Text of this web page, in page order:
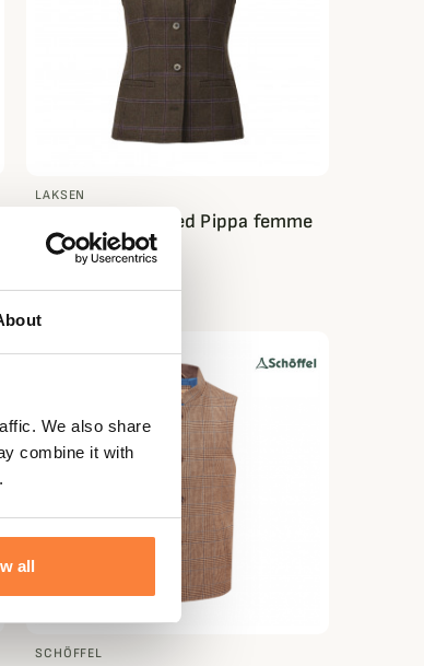
We also share
combine it with
all
LAKSEN
Gilet Fife en tweed Pippa femme
Laksen
SCHÖFFEL